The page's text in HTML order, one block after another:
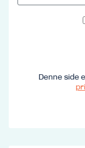
Denne side